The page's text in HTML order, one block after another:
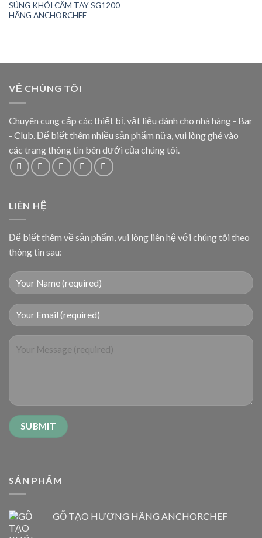
SÚNG KHÓI CẦM TAY SG1200
HÃNG ANCHORCHEF
VỀ CHÚNG TÔI
Chuyên cung cấp các thiết bị, vật liệu dành cho nhà hàng - Bar
- Club. Để biết thêm nhiều sản phẩm nữa, vui lòng ghé vào
các trang thông tin bên dưới của chúng tôi.
LIÊN HỆ
Để biết thêm về sản phẩm, vui lòng liên hệ với chúng tôi theo
thông tin sau:
SẢN PHẨM
GỖ TẠO HƯƠNG HÃNG ANCHORCHEF